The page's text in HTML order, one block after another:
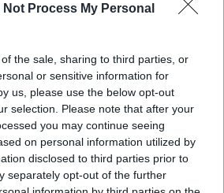
Not Process My Personal
the sale, sharing to third parties, or
or sensitive information for
us, please use the below opt-out
selection. Please note that after your
you may continue seeing
on personal information utilized by
disclosed to third parties prior to
separately opt-out of the further